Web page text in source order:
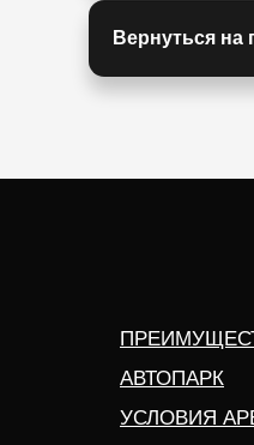
Вернуться на
АВТОПАРК
УСЛОВИЯ